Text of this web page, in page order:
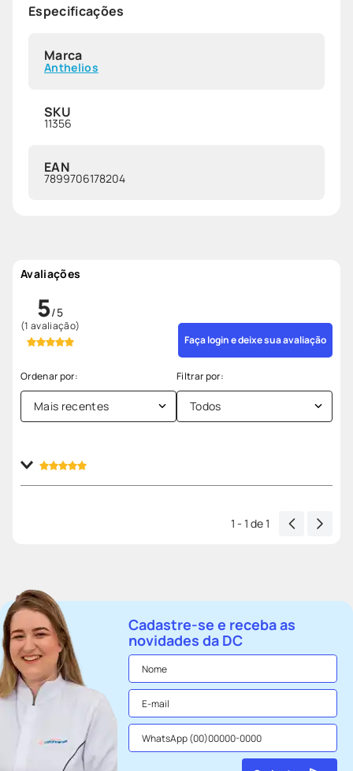
Especificações
Marca
Anthelios
SKU
11356
EAN
7899706178204
Avaliações
5
(1 avaliação)
Faça login e deixe sua avaliação
Mais recentes Todos
Enviado1 ano atrás porRosane Voss
1 - 1 de1
Cadastre-se e receba as
novidades da DC